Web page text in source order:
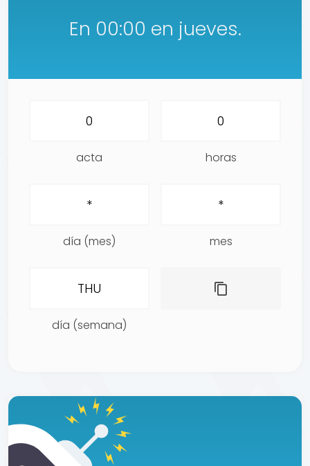
En 00:00 en jueves.
acta horas
día (mes) mes
día (semana)